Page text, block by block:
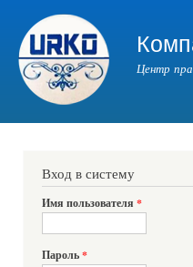
Центр
Вход в систему
Имя пользователя *
Пароль*